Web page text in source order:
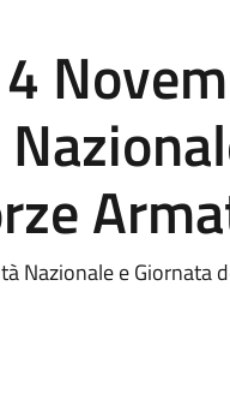
Nazionale e Giornata